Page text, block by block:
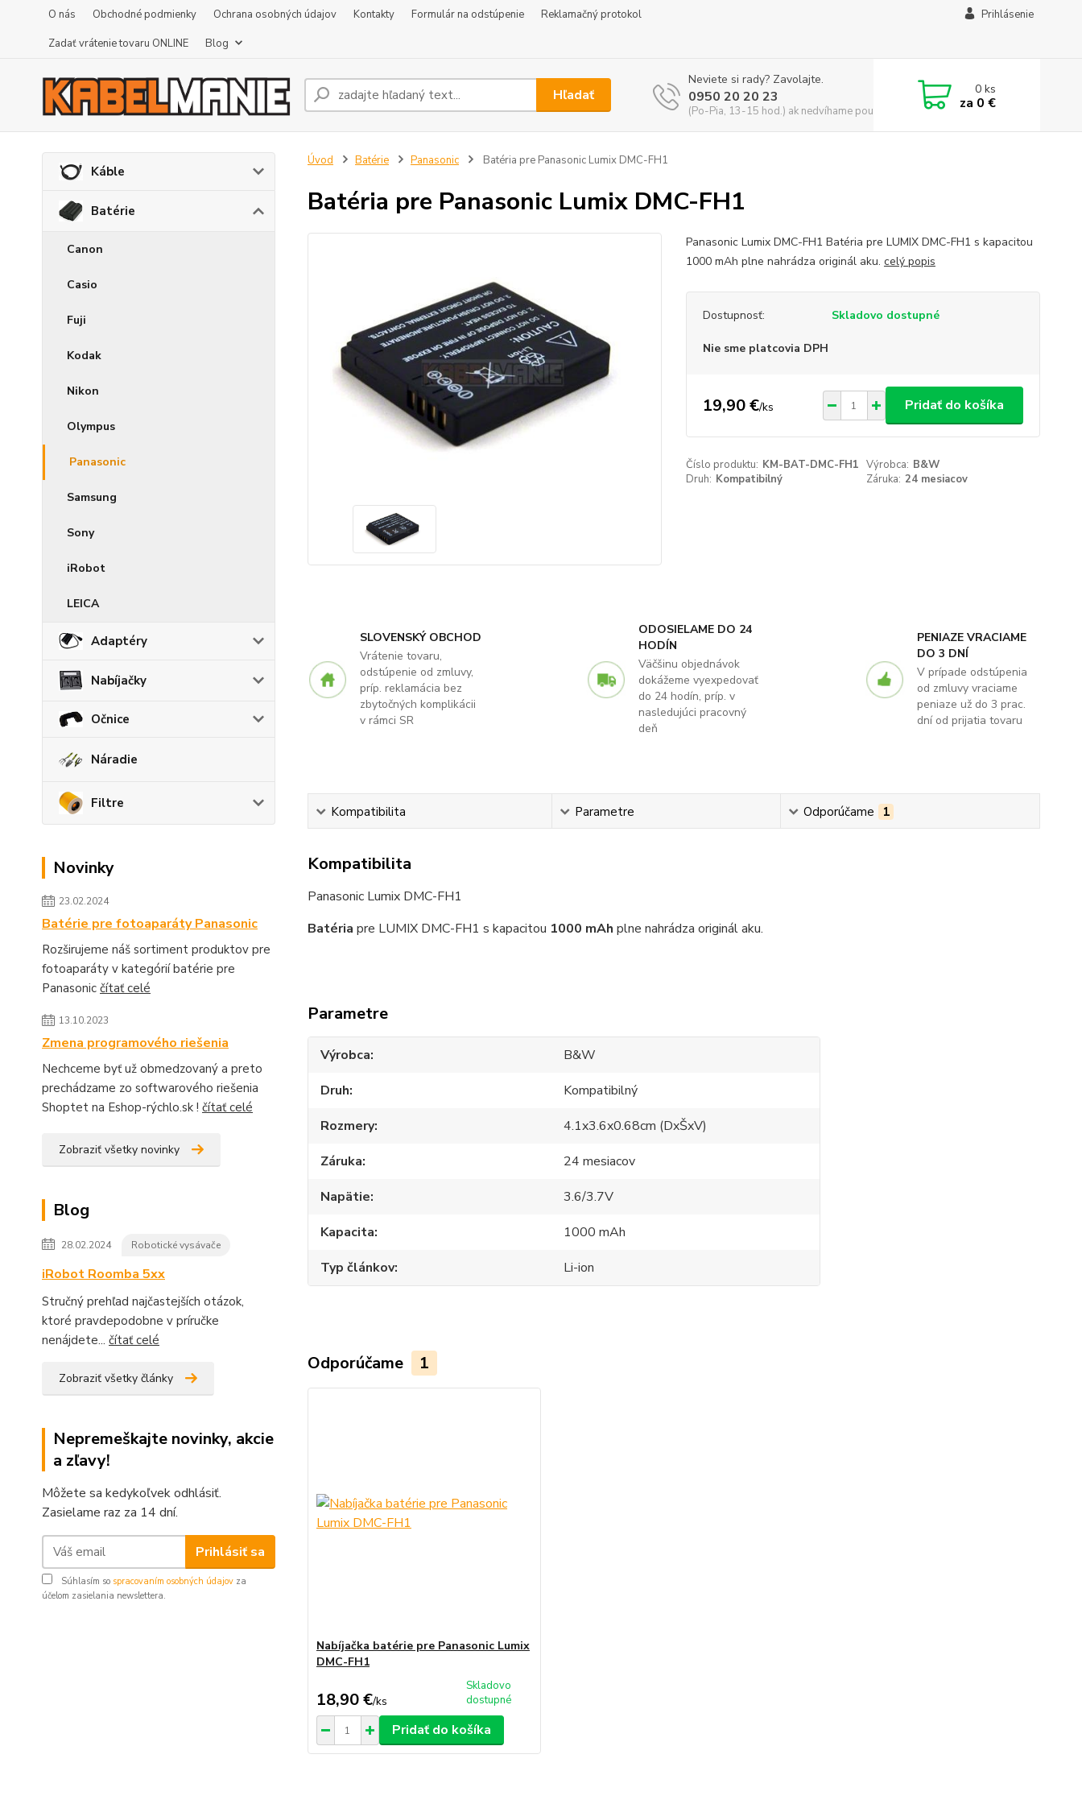
O nás Obchodné podmienky Ochrana osobných údajov Kontakty Formulár na odstúpenie
Reklamačný protokol
Zadať vrátenie tovaru ONLINE
Blog
Prihlásenie
Hľadať
Neviete si rady? Zavolajte.
0950 20 20 23
(Po-Pia, 13-15 hod.) ak nedvíhame použite CHATBOX
0ks
za 0 €
Káble
Batérie
Canon
Casio
Fuji
Kodak
Nikon
Olympus
Panasonic
Samsung
Sony
iRobot
LEICA
Adaptéry
Nabíjačky
Očnice
Náradie
Filtre
Novinky
23.02.2024
Batérie pre fotoaparáty Panasonic
Rozširujeme náš sortiment produktov pre
fotoaparáty v kategórií batérie pre
Panasonic čítať celé
13.10.2023
Zmena programového riešenia
Nechceme byť už obmedzovaný a preto
prechádzame zo softwarového riešenia
Shoptet na Eshop-rýchlo.sk ! čítať celé
Zobraziť všetky novinky
Blog
28.02.2024 Robotické vysávače
iRobot Roomba 5xx
Stručný prehľad najčastejších otázok,
ktoré pravdepodobne v príručke
nenájdete... čítať celé
Zobraziť všetky články
Nepremeškajte novinky, akcie
a zľavy!
Môžete sa kedykoľvek odhlásiť.
Zasielame raz za 14 dní.
Prihlásiť sa
Súhlasím so spracovaním osobných údajov za
účelom zasielania newslettera.
Úvod Batérie Panasonic Batéria pre Panasonic Lumix DMC-FH1
Batéria pre Panasonic Lumix DMC-FH1
Panasonic Lumix DMC-FH1 Batéria pre LUMIX DMC-FH1 s kapacitou
1000 mAh plne nahrádza originál aku. celý popis
Dostupnosť: Skladovo dostupné
Nie sme platcovia DPH
19,90 €/ks Pridať do košíka
Číslo produktu: KM-BAT-DMC-FH1 Výrobca: B&W
Druh: Kompatibilný Záruka: 24 mesiacov
SLOVENSKÝ OBCHOD
Vrátenie tovaru,
odstúpenie od zmluvy,
príp. reklamácia bez
zbytočných komplikácii
v rámci SR
ODOSIELAME DO 24
HODÍN
Väčšinu objednávok
dokážeme vyexpedovať
do 24 hodín, príp. v
nasledujúci pracovný
deň
PENIAZE VRACIAME
DO 3 DNÍ
V prípade odstúpenia
od zmluvy vraciame
peniaze už do 3 prac.
dní od prijatia tovaru
Kompatibilita Parametre Odporúčame 1
Kompatibilita
Panasonic Lumix DMC-FH1
Batéria pre LUMIX DMC-FH1 s kapacitou 1000 mAh plne nahrádza originál aku.
Parametre
Výrobca
B&W
Druh
Kompatibilný
Rozmery
4.1x3.6x0.68cm (DxŠxV)
Záruka
24 mesiacov
Napätie
3.6/3.7V
Kapacita
1000 mAh
Typ článkov
Li-ion
Odporúčame 1
Nabíjačka batérie pre Panasonic Lumix
DMC-FH1
18,90 €/ks
Skladovo
dostupné
Pridať do košíka